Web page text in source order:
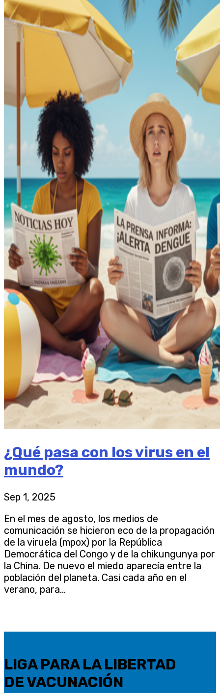
¿Qué pasa con los virus en el
mundo?
Sep 1, 2025
En el mes de agosto, los medios de
comunicación se hicieron eco de la propagación
de la viruela (mpox) por la República
Democrática del Congo y de la chikungunya por
la China. De nuevo el miedo aparecía entre la
población del planeta. Casi cada año en el
verano, para...
LIGA PARA LA LIBERTAD
DE VACUNACIÓN